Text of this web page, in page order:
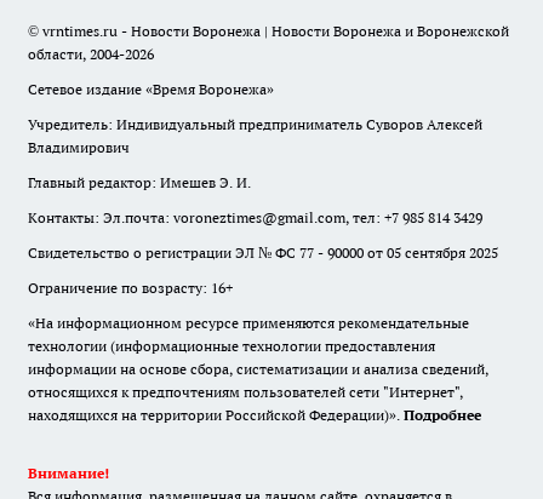
© vrntimes.ru - Новости Воронежа | Новости Воронежа и Воронежской
области, 2004-2026
Сетевое издание «Время Воронежа»
Учредитель: Индивидуальный предприниматель Суворов Алексей
Владимирович
Главный редактор: Имешев Э. И.
Контакты: Эл.почта: voroneztimes@gmail.com, тел: +7 985 814 3429
Свидетельство о регистрации ЭЛ № ФС 77 - 90000 от 05 сентября 2025
Ограничение по возрасту: 16+
«На информационном ресурсе применяются рекомендательные
технологии (информационные технологии предоставления
информации на основе сбора, систематизации и анализа сведений,
относящихся к предпочтениям пользователей сети "Интернет",
находящихся на территории Российской Федерации)». Подробнее
Внимание!